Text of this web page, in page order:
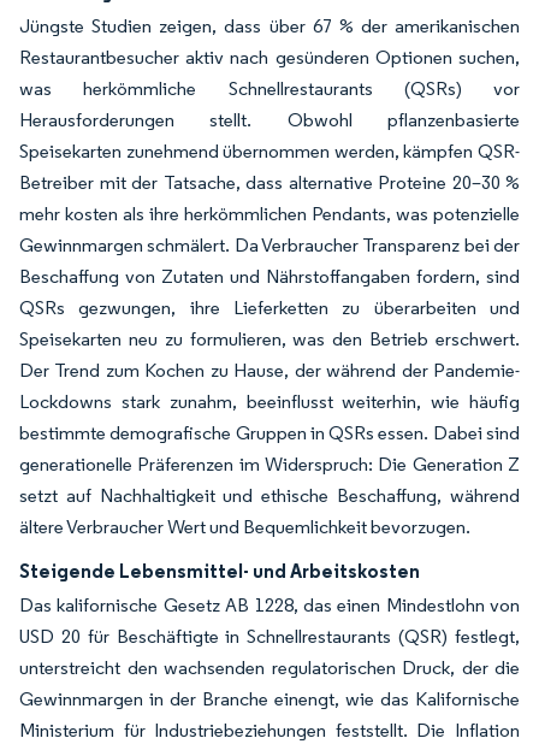
Jüngste Studien zeigen, dass über 67 % der amerikanischen
Restaurantbesucher aktiv nach gesünderen Optionen suchen,
was herkömmliche Schnellrestaurants (QSRs) vor
Herausforderungen stellt. Obwohl pflanzenbasierte
Speisekarten zunehmend übernommen werden, kämpfen QSR-
Betreiber mit der Tatsache, dass alternative Proteine 20–30 %
mehr kosten als ihre herkömmlichen Pendants, was potenzielle
Gewinnmargen schmälert. Da Verbraucher Transparenz bei der
Beschaffung von Zutaten und Nährstoffangaben fordern, sind
QSRs gezwungen, ihre Lieferketten zu überarbeiten und
Speisekarten neu zu formulieren, was den Betrieb erschwert.
Der Trend zum Kochen zu Hause, der während der Pandemie-
Lockdowns stark zunahm, beeinflusst weiterhin, wie häufig
bestimmte demografische Gruppen in QSRs essen. Dabei sind
generationelle Präferenzen im Widerspruch: Die Generation Z
setzt auf Nachhaltigkeit und ethische Beschaffung, während
ältere Verbraucher Wert und Bequemlichkeit bevorzugen.
Steigende Lebensmittel- und Arbeitskosten
Das kalifornische Gesetz AB 1228, das einen Mindestlohn von
USD 20 für Beschäftigte in Schnellrestaurants (QSR) festlegt,
unterstreicht den wachsenden regulatorischen Druck, der die
Gewinnmargen in der Branche einengt, wie das Kalifornische
Ministerium für Industriebeziehungen feststellt. Die Inflation